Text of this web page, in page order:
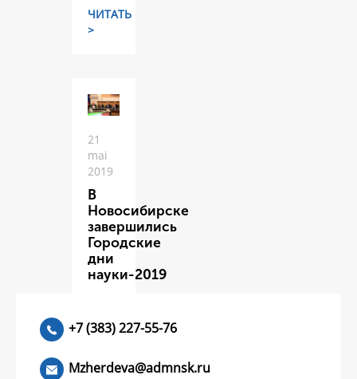
ЧИТАТЬ
>
21
mai
2019
В
Новосибирске
завершились
Городские
дни
науки-2019
+7 (383) 227-55-76
Mzherdeva@admnsk.ru